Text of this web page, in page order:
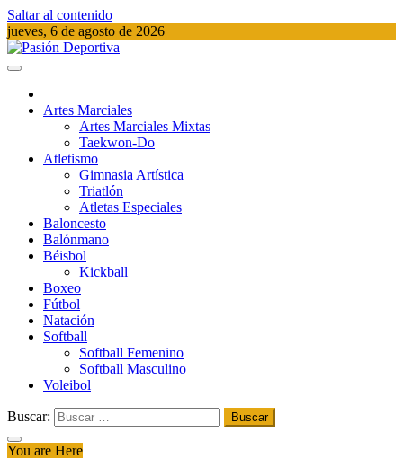
Saltar al contenido
jueves, 6 de agosto de 2026
Artes Marciales
Artes Marciales Mixtas
Taekwon-Do
Atletismo
Gimnasia Artística
Triatlón​
Atletas Especiales
Baloncesto
Balónmano
Béisbol
Kickball​
Boxeo
Fútbol
Natación​
Softball​
Softball​ Femenino
Softball​ Masculino
Voleibol​
Buscar:
You are Here